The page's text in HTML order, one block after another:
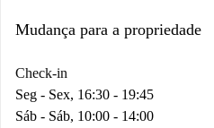
Mudança para a propriedade
Check-in
Seg - Sex, 16:30 - 19:45
Sáb - Sáb, 10:00 - 14:00